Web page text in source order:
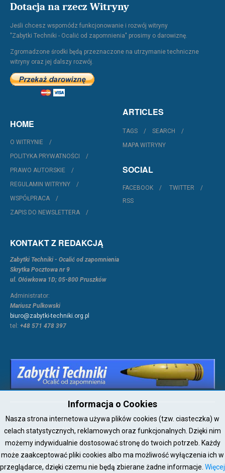
Dotacja na rzecz Witryny
Jeśli chcesz wspomódz funkcjonowanie i rozwój witryny
"Zabytki Techniki - Ocalić od zapomnienia" prosimy o darowiznę.
Zgromadzone środki będą przeznaczone na utrzymanie techniczne
witryny oraz jej dalszy rozwój.
Informacja o Cookies
Nasza strona internetowa używa plików cookies (tzw. ciasteczka) w
celach statystycznych, reklamowych oraz funkcjonalnych. Dzięki nim
możemy indywidualnie dostosować stronę do twoich potrzeb. Każdy
może zaakceptować pliki cookies albo ma możliwość wyłączenia ich w
przeglądarce, dzięki czemu nie będą zbierane żadne informacje. Więcej
HOME
O WITRYNIE
POLITYKA PRYWATNOŚCI
PRAWO AUTORSKIE
REGULAMIN WITRYNY
WSPÓŁPRACA
ZAPIS DO NEWSLETTERA
ARTICLES
TAGS
SEARCH
MAPA WITRYNY
SOCIAL
FACEBOOK
TWITTER
RSS
KONTAKT Z REDAKCJĄ
Zabytki Techniki - Ocalić od zapomnienia
Skrytka Pocztowa nr 9
ul. Ołówkowa 1D; 05-800 Pruszków
Administrator:
Mariusz Pulkowski
biuro@zabytki-techniki.org.pl
tel: +48 571 478 397
Copyright © 2026 Joomla!. All Rights Reserved. Powered byZabytki-
Techniki- Designed by JoomlArt.com.
Bootstrapis a front-end framework of Twitter, Inc. Code licensed under
Apache License v2.0 .
Font Awesomefont licensed underSIL OFL 1.1.